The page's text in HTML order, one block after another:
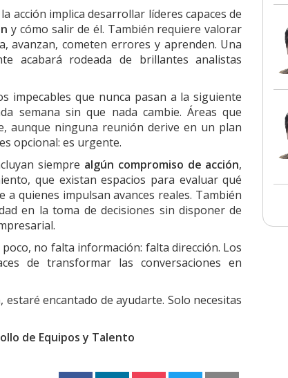
acción implica desarrollar líderes capaces de
y cómo salir de él. También requiere valorar
avanzan, cometen errores y aprenden. Una
acabará rodeada de brillantes analistas
impecables que nunca pasan a la siguiente
semana sin que nada cambie. Áreas que
aunque ninguna reunión derive en un plan
opcional: es urgente.
siempre algún compromiso de acción,
que existan espacios para evaluar qué
quienes impulsan avances reales. También
en la toma de decisiones sin disponer de
no falta información: falta dirección. Los
de transformar las conversaciones en
encantado de ayudarte. Solo necesitas
de Equipos y Talento